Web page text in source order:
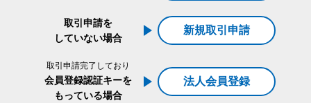
取引申請を
していない場合
新規取引申請
取引申請完了しており
会員登録認証キーを
もっている場合
法人会員登録